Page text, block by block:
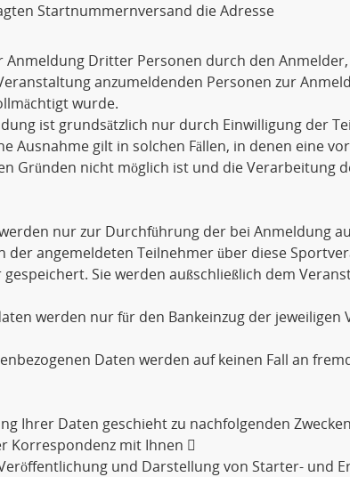
Startnummernversand die Adresse
Anmeldung Dritter Personen durch den
anzumeldenden Personen zur
wurde.
ist grundsätzlich nur durch Einwilligung der
Ausnahme gilt in solchen Fällen, in denen eine
Gründen nicht möglich ist und die Verarbeitung
nur zur Durchführung der bei Anmeldung
der angemeldeten Teilnehmer über diese
Sie werden außschließlich dem
werden nur für den Bankeinzug der jeweiligen
Daten werden auf keinen Fall an
Ihrer Daten geschieht zu nachfolgenden
Korrespondenz mit Ihnen 
und Darstellung von Starter- und